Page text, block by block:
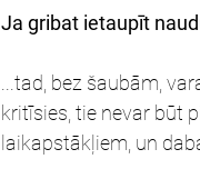
Ja gribat ietaupīt
...tad, bez šaubām,
kritīsies, tie nevar būt
laikapstākļiem, un